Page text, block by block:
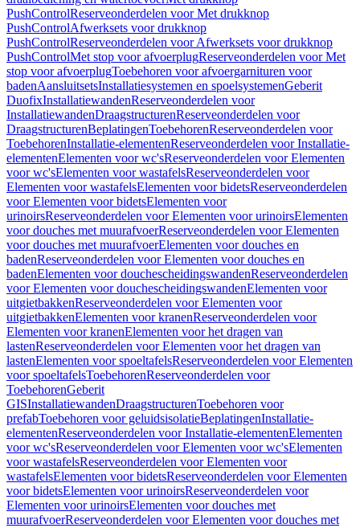
PushControlReserveonderdelen voor Met drukknop
PushControlAfwerksets voor drukknop
PushControlReserveonderdelen voor Afwerksets voor drukknop
PushControlMet stop voor afvoerplugReserveonderdelen voor Met
stop voor afvoerplugToebehoren voor afvoergarnituren voor
badenAansluitsetsInstallatiesystemen en spoelsystemenGeberit
DuofixInstallatiewandenReserveonderdelen voor
InstallatiewandenDraagstructurenReserveonderdelen voor
DraagstructurenBeplatingenToebehorenReserveonderdelen voor
ToebehorenInstallatie-elementenReserveonderdelen voor Installatie-
elementenElementen voor wc'sReserveonderdelen voor Elementen
voor wc'sElementen voor wastafelsReserveonderdelen voor
Elementen voor wastafelsElementen voor bidetsReserveonderdelen
voor Elementen voor bidetsElementen voor
urinoirsReserveonderdelen voor Elementen voor urinoirsElementen
voor douches met muurafvoerReserveonderdelen voor Elementen
voor douches met muurafvoerElementen voor douches en
badenReserveonderdelen voor Elementen voor douches en
badenElementen voor douchescheidingswandenReserveonderdelen
voor Elementen voor douchescheidingswandenElementen voor
uitgietbakkenReserveonderdelen voor Elementen voor
uitgietbakkenElementen voor kranenReserveonderdelen voor
Elementen voor kranenElementen voor het dragen van
lastenReserveonderdelen voor Elementen voor het dragen van
lastenElementen voor spoeltafelsReserveonderdelen voor Elementen
voor spoeltafelsToebehorenReserveonderdelen voor
ToebehorenGeberit
GISInstallatiewandenDraagstructurenToebehoren voor
prefabToebehoren voor geluidsisolatieBeplatingenInstallatie-
elementenReserveonderdelen voor Installatie-elementenElementen
voor wc'sReserveonderdelen voor Elementen voor wc'sElementen
voor wastafelsReserveonderdelen voor Elementen voor
wastafelsElementen voor bidetsReserveonderdelen voor Elementen
voor bidetsElementen voor urinoirsReserveonderdelen voor
Elementen voor urinoirsElementen voor douches met
muurafvoerReserveonderdelen voor Elementen voor douches met